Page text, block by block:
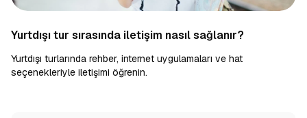
Yurtdışı tur sırasında iletişim nasıl sağlanır?
Yurtdışı turlarında rehber, internet uygulamaları ve hat
seçenekleriyle iletişimi öğrenin.